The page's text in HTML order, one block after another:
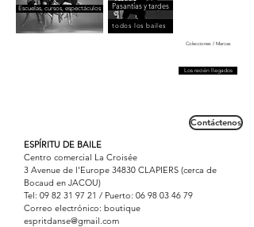
Escuelas, cursos, espectáculos Pasantías y tardes
todos los bailes
Colecciones / Marcas
Los recién llegados
Contáctenos
ESPÍRITU DE BAILE
Centro comercial La Croisée
3 Avenue de l'Europe 34830 CLAPIERS (cerca de
Bocaud en JACOU)
Tel: 09 82 31 97 21 / Puerto: 06 98 03 46 79
Correo electrónico: boutique
espritdanse@gmail.com